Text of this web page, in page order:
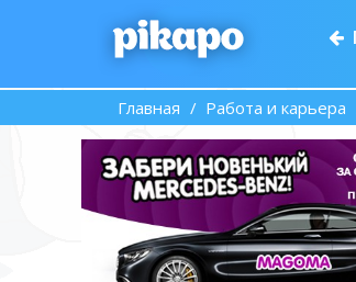
Главная Работа и карьера